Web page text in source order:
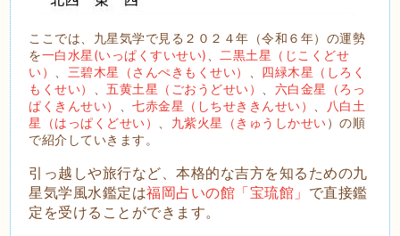
ここでは、九星気学で見る２０２４年（令和６年）の運勢
を一白水星(いっぱくすいせい)
二黒土星（じこくどせ
い）
三碧木星（さんぺきもくせい）
四緑木星（しろく
もくせい）
、五黄土星（ごおうどせい）
六白金星（ろっ
ぱくきんせい）
、七赤金星（しちせききんせい）
八白土
星（はっぱくどせい）
九紫火星（きゅうしかせい）の順
で紹介していきます。
引っ越しや旅行など、本格的な吉方を知るための九
星気学風水鑑定は福岡占いの館「宝琉館」 で直接鑑
定を受けることができます。